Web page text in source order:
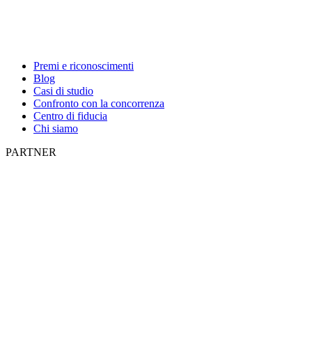
Premi e riconoscimenti
Blog
Casi di studio
Confronto con la concorrenza
Centro di fiducia
Chi siamo
PARTNER